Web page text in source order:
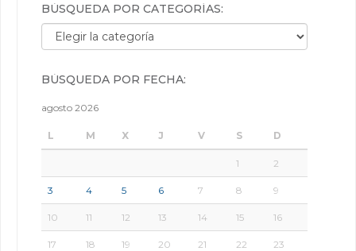
BÚSQUEDA POR CATEGORÍAS:
Búsqueda por categorías:
BÚSQUEDA POR FECHA:
agosto 2026
L M X J V S D
1 2
3 4 5 6 7 8 9
10 11 12 13 14 15 16
17 18 19 20 21 22 23